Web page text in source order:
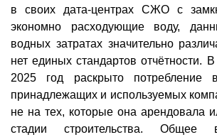
в своих дата-центрах СЖО с
экономно расходующие воду,
водных затратах значительно
нет единых стандартов отчётности.
2025 год раскрыто потребление
принадлежащих и используемых
не на тех, которые она арендовала
стадии строительства. Общее